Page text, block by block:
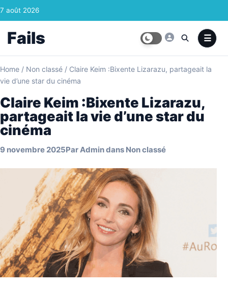
Skip to content
7 août 2026
Fails
Home / Non classé / Claire Keim :Bixente Lizarazu, partageait la
vie d’une star du cinéma
Claire Keim :Bixente Lizarazu,
partageait la vie d’une star du
cinéma
9 novembre 2025ParAdmindans Non classé